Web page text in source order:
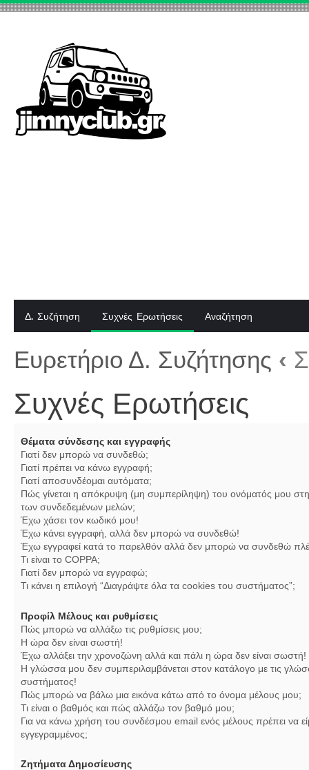
Δ. Συζήτηση Συχνές Ερωτήσεις Αναζήτηση
Ευρετήριο Δ. Συζήτησης ‹
Συχνές Ερωτήσεις
Θέματα σύνδεσης και εγγραφής
Γιατί δεν μπορώ να συνδεθώ;
Γιατί πρέπει να κάνω εγγραφή;
Γιατί αποσυνδέομαι αυτόματα;
Πώς γίνεται η απόκρυψη (μη συμπερίληψη) του ονόματός μου στη
των συνδεδεμένων μελών;
Έχω χάσει τον κωδικό μου!
Έχω κάνει εγγραφή, αλλά δεν μπορώ να συνδεθώ!
Έχω εγγραφεί κατά το παρελθόν αλλά δεν μπορώ να συνδεθώ
Τι είναι το COPPA;
Γιατί δεν μπορώ να εγγραφώ;
Τι κάνει η επιλογή “Διαγράψτε όλα τα cookies του συστήματος”;
Προφίλ Μέλους και ρυθμίσεις
Πώς μπορώ να αλλάξω τις ρυθμίσεις μου;
Η ώρα δεν είναι σωστή!
Έχω αλλάξει την χρονοζώνη αλλά και πάλι η ώρα δεν είναι σωστή!
Η γλώσσα μου δεν συμπεριλαμβάνεται στον κατάλογο με τις
συστήματος!
Πώς μπορώ να βάλω μια εικόνα κάτω από το όνομα μέλους μου;
Τι είναι ο βαθμός και πώς αλλάζω τον βαθμό μου;
Για να κάνω χρήση του συνδέσμου email ενός μέλους πρέπει να
εγγεγραμμένος;
Ζητήματα Δημοσίευσης